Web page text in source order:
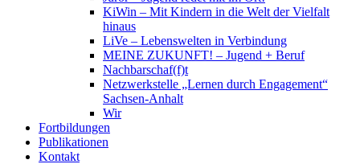
KiWin – Mit Kindern in die Welt der Vielfalt
hinaus
LiVe – Lebenswelten in Verbindung
MEINE ZUKUNFT! – Jugend + Beruf
Nachbarschaf(f)t
Netzwerkstelle „Lernen durch Engagement“
Sachsen-Anhalt
Wir
Fortbildungen
Publikationen
Kontakt